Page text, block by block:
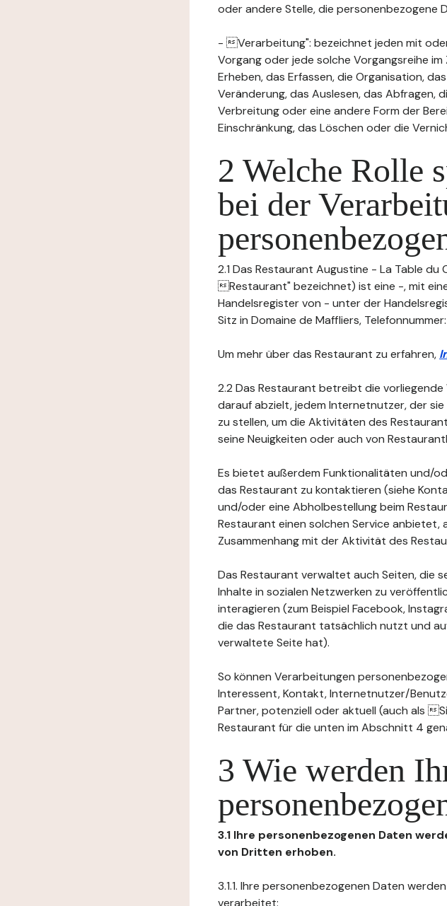
oder andere Stelle, die
- Verarbeitung": bezeichnet jeden mit
Vorgang oder jede solche Vorgangsreihe
Erheben, das Erfassen, die Organisation,
Veränderung, das Auslesen, das Abfragen,
Verbreitung oder eine andere Form der
Einschränkung, das Löschen oder die
2 Welche Rolle
bei der
2.1 Das Restaurant Augustine - La Table
Restaurant" bezeichnet) ist eine -, mit
Handelsregister von - unter der
Sitz in Domaine de Maffliers,
Um mehr über das Restaurant zu erfahren,
2.2 Das Restaurant betreibt die
darauf abzielt, jedem Internetnutzer, der
zu stellen, um die Aktivitäten des
seine Neuigkeiten oder auch von
Es bietet außerdem Funktionalitäten und/
das Restaurant zu kontaktieren (siehe
und/oder eine Abholbestellung beim
Restaurant einen solchen Service anbietet,
Zusammenhang mit der Aktivität des
Das Restaurant verwaltet auch Seiten, die
Inhalte in sozialen Netzwerken zu
interagieren (zum Beispiel Facebook,
die das Restaurant tatsächlich nutzt und
verwaltete Seite hat).
So können Verarbeitungen
Interessent, Kontakt, Internetnutzer/
Partner, potenziell oder aktuell (auch als
Restaurant für die unten im Abschnitt 4
3 Wie werden
3.1 Ihre personenbezogenen Daten
von Dritten erhoben.
3.1.1. Ihre personenbezogenen Daten
verarbeitet: